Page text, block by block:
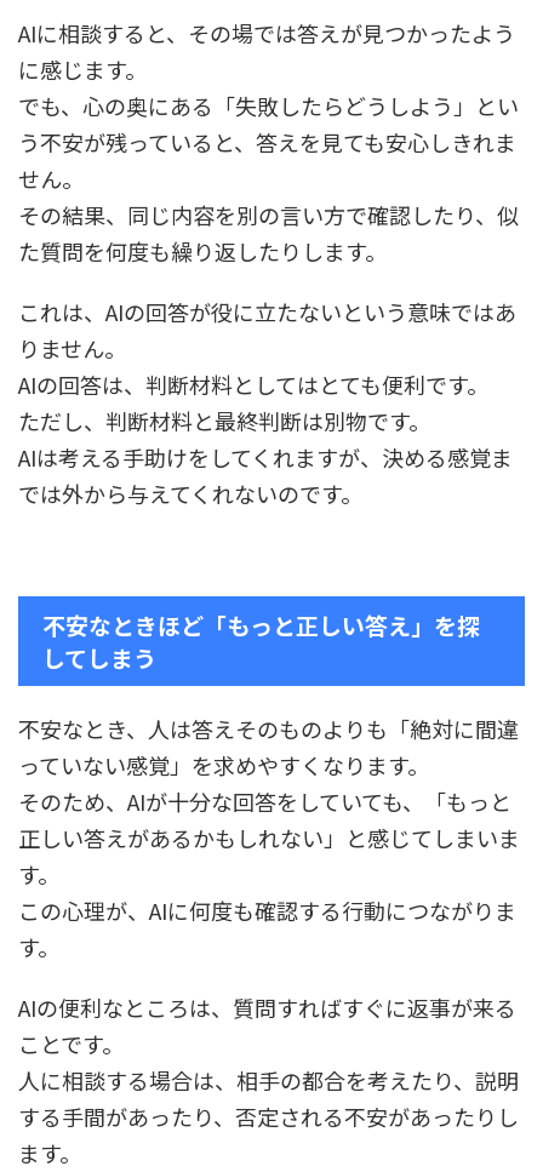
AIに相談すると、その場では答えが見つかったよう
に感じます。
でも、心の奥にある「失敗したらどうしよう」とい
う不安が残っていると、答えを見ても安心しきれま
せん。
その結果、同じ内容を別の言い方で確認したり、似
た質問を何度も繰り返したりします。
これは、AIの回答が役に立たないという意味ではあ
りません。
AIの回答は、判断材料としてはとても便利です。
ただし、判断材料と最終判断は別物です。
AIは考える手助けをしてくれますが、決める感覚ま
では外から与えてくれないのです。
不安なときほど「もっと正しい答え」を探
してしまう
不安なとき、人は答えそのものよりも「絶対に間違
っていない感覚」を求めやすくなります。
そのため、AIが十分な回答をしていても、「もっと
正しい答えがあるかもしれない」と感じてしまいま
す。
この心理が、AIに何度も確認する行動につながりま
す。
AIの便利なところは、質問すればすぐに返事が来る
ことです。
人に相談する場合は、相手の都合を考えたり、説明
する手間があったり、否定される不安があったりし
ます。